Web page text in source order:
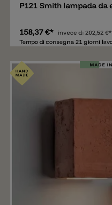
P121 Smith lampada da
158,37 €* invece di 202,52 €*
Tempo di consegna 21 giorni